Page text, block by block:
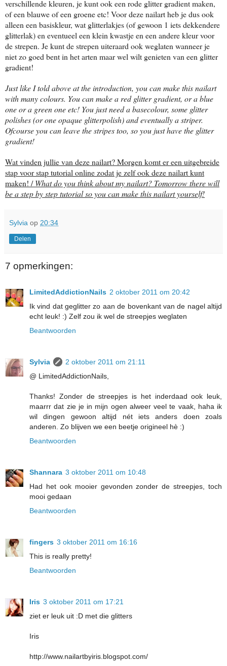
verschillende kleuren, je kunt ook een rode glitter gradient maken,
of een blauwe of een groene etc! Voor deze nailart heb je dus ook
alleen een basiskleur, wat glitterlakjes (of gewoon 1 iets dekkendere
glitterlak) en eventueel een klein kwastje en een andere kleur voor
de strepen. Je kunt de strepen uiteraard ook weglaten wanneer je
niet zo goed bent in het arten maar wel wilt genieten van een glitter
gradient!
Just like I told above at the introduction, you can make this nailart
with many colours. You can make a red glitter gradient, or a blue
one or a green one etc! You just need a basecolour, some glitter
polishes (or one opaque glitterpolish) and eventually a striper.
Ofcourse you can leave the stripes too, so you just have the glitter
gradient!
Wat vinden jullie van deze nailart? Morgen komt er een uitgebreide
stap voor stap tutorial online zodat je zelf ook deze nailart kunt
maken! /What do you think about my nailart? Tomorrow there will
be a step by step tutorial so you can make this nailart yourself!
Sylvia op 20:34
Delen
7 opmerkingen:
LimitedAddictionNails 2 oktober 2011 om 20:42
Ik vind dat geglitter zo aan de bovenkant van de nagel altijd
echt leuk! :) Zelf zou ik wel de streepjes weglaten
Beantwoorden
Sylvia
2 oktober 2011 om 21:11
@ LimitedAddictionNails,
Thanks! Zonder de streepjes is het inderdaad ook leuk,
maarrr dat zie je in mijn ogen alweer veel te vaak, haha ik
wil dingen gewoon altijd nét iets anders doen zoals
anderen. Zo blijven we een beetje origineel hè :)
Beantwoorden
Shannara 3 oktober 2011 om 10:48
Had het ook mooier gevonden zonder de streepjes, toch
mooi gedaan
Beantwoorden
fingers 3 oktober 2011 om 16:16
This is really pretty!
Beantwoorden
Iris 3 oktober 2011 om 17:21
ziet er leuk uit :D met die glitters
Iris
http://www.nailartbyiris.blogspot.com/